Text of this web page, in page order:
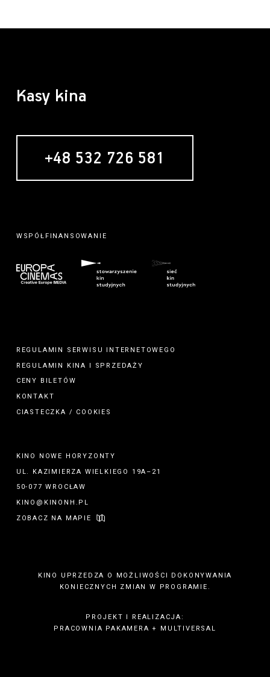
Kasy kina
+48 532 726 581
WSPÓŁFINANSOWANIE
REGULAMIN SERWISU INTERNETOWEGO
REGULAMIN KINA I
SPRZEDAŻY
CENY BILETÓW
KONTAKT
CIASTECZKA / COOKIES
KINO NOWE HORYZONTY
UL. KAZIMIERZA WIELKIEGO 19A–21
50-077 WROCŁAW
KINO@KINONH.PL
ZOBACZ NA MAPIE
KINO UPRZEDZA O MOŻLIWOŚCI DOKONYWANIA
KONIECZNYCH ZMIAN W PROGRAMIE.
PROJEKT I REALIZACJA:
PRACOWNIA PAKAMERA + MULTIVERSAL